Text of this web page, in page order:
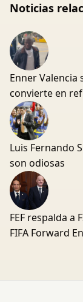
Noticias
Enner Valencia
convierte en
Luis Fernando
son odiosas
FEF respalda a
FIFA Forward